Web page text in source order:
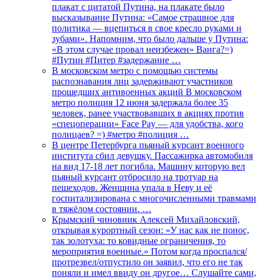
плакат с цитатой Путина, на плакате было
высказывание Путина: «Самое страшное для
политика — вцепиться в свое кресло руками и
зубами». Напомним, что было дальше у Путина:
«В этом случае провал неизбежен» Ванга?=)
#Путин #Питер #задержание …
В московском метро с помощью системы
распознавания лиц задерживают участников
прошедших антивоенных акций В московском
метро полиция 12 июня задержала более 35
человек, ранее участвовавших в акциях против
«спецоперации» Face Pay — для удобства, кого
полицаев? =) #метро #полиция …
В центре Петербурга пьяный курсант военного
института сбил девушку. Пассажирка автомобиля
на вид 17-18 лет погибла. Машину которую вел
пьяный курсант отбросило на тротуар на
пешеходов. Женщина упала в Неву и её
госпитализирована с многочисленными травмами
в тяжёлом состоянии. …
Крымский чиновник Алексей Михайловский,
открывая курортный сезон: «У нас как не понос,
так золотуха: то ковидные ограничения, то
мероприятия военные.» Потом когда проспался/
протрезвел/отпустило он заявил, что его не так
поняли и имел ввиду он другое… Слушайте сами,